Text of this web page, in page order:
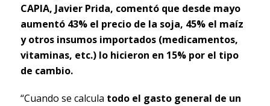
CAPIA, Javier Prida, comentó que desde mayo
aumentó 43% el precio de la soja, 45% el maíz
y otros insumos importados (medicamentos,
vitaminas, etc.) lo hicieron en 15% por el tipo
de cambio.
“Cuando se calcula todo el gasto general de un